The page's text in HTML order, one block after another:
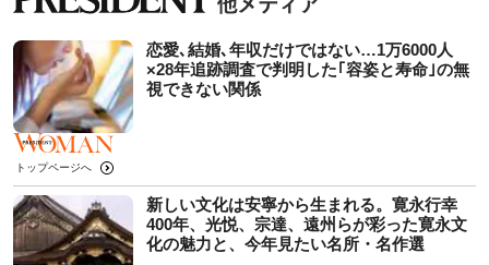
恋愛､結婚､年収だけではない…1万6000人
×28年追跡調査で判明した｢容姿と寿命｣の無
視できない関係
トップページへ
新しい文化は安寧から生まれる。寛永行幸
400年、光悦、宗達、遠州らが彩った寛永文
化の魅力と、今年見たい名所・名作選